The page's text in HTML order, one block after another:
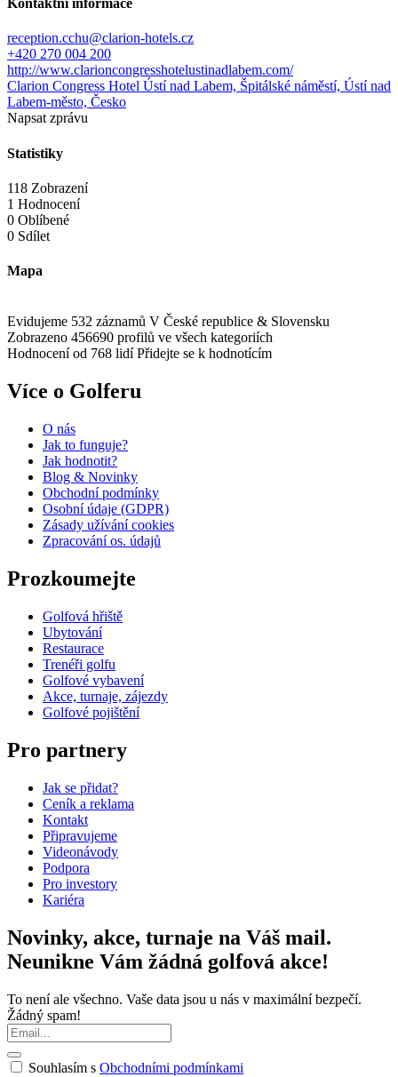
Kontaktní informace
reception.cchu@clarion-hotels.cz
+420 270 004 200
http://www.clarioncongresshotelustinadlabem.com/
Clarion Congress Hotel Ústí nad Labem, Špitálské náměstí, Ústí nad
Labem-město, Česko
Napsat zprávu
Statistiky
118 Zobrazení
1 Hodnocení
0 Oblíbené
0 Sdílet
Mapa
Evidujeme 532 záznamů V České republice & Slovensku
Zobrazeno 456690 profilů ve všech kategoriích
Hodnocení od 768 lidí Přidejte se k hodnotícím
Více o Golferu
O nás
Jak to funguje?
Jak hodnotit?
Blog & Novinky
Obchodní podmínky
Osobní údaje (GDPR)
Zásady užívání cookies
Zpracování os. údajů​
Prozkoumejte
Golfová hřiště
Ubytování
Restaurace
Trenéři golfu
Golfové vybavení
Akce, turnaje, zájezdy
Golfové pojištění
Pro partnery
Jak se přidat?
Ceník a reklama
Kontakt
Připravujeme
Videonávody
Podpora
Pro investory
Kariéra
Novinky, akce, turnaje na Váš mail.
Neunikne Vám žádná golfová akce!
To není ale všechno. Vaše data jsou u nás v maximální bezpečí.
Žádný spam!
Souhlasím s Obchodními podmínkami